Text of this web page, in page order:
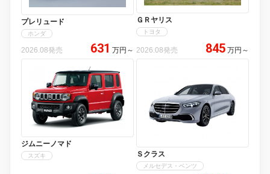
プレリュード
ホンダ
2026.08発売 631 万円 ～
ＧＲヤリス
トヨタ
2026.08発売 845 万円 ～
ジムニーノマド
スズキ Ｓクラス
メルセデス・ベンツ